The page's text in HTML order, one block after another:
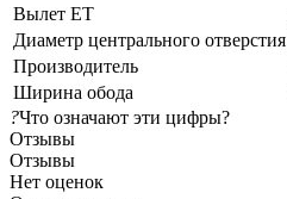
Вылет ET
Диаметр центрального отверстия
Производитель
Ширина обода
?Что означают эти цифры?
Отзывы
Отзывы
Нет оценок